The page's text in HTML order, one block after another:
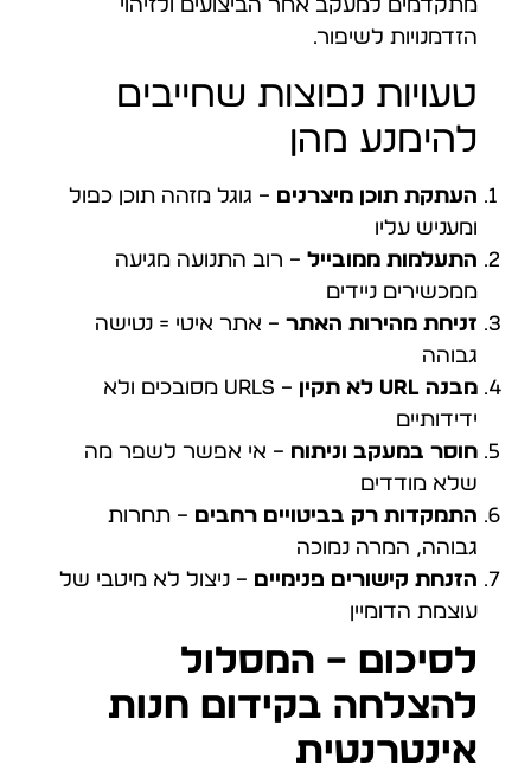
מתקדמים למעקב אחר הביצועים ולזיהוי
הזדמנויות לשיפור.
טעויות נפוצות שחייבים
להימנע מהן
העתקת תוכן מיצרנים – גוגל מזהה תוכן כפול
ומעניש עליו
התעלמות ממובייל – רוב התנועה מגיעה
ממכשירים ניידים
זניחת מהירות האתר – אתר איטי = נטישה
גבוהה
מבנה URL לא תקין
– URLs מסובכים ולא
ידידותיים
חוסר במעקב וניתוח – אי אפשר לשפר מה
שלא מודדים
התמקדות רק בביטויים רחבים – תחרות
גבוהה, המרה נמוכה
הזנחת קישורים פנימיים – ניצול לא מיטבי של
עוצמת הדומיין
לסיכום – המסלול
להצלחה בקידום חנות
אינטרנטית